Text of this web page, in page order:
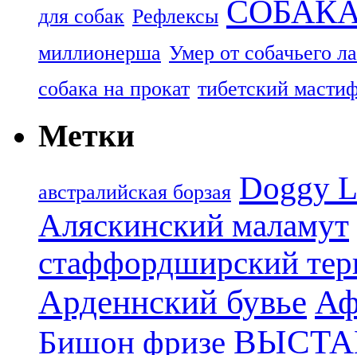
для собак Рефлексы
миллионерша Умер от собачьего
собака на прокат тибетский
Метки
aвстралийская борзая Doggy
Аляскинский маламут
стаффордширский
Арденнский бувье
Бишон фризе